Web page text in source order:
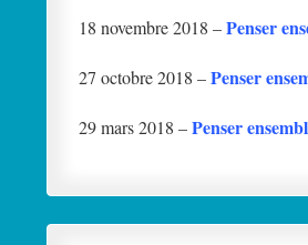
18 novembre 2018 –Penser
27 octobre 2018 –Penser
29 mars 2018 –Penser